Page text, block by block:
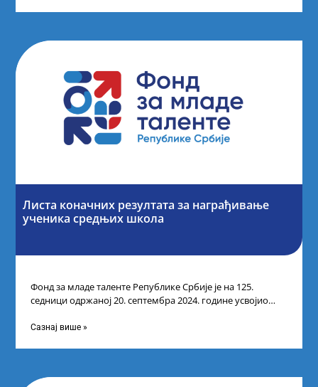
Листа коначних резултата за награђивање
ученика средњих школа
Фонд за младе таленте Републике Србије је на 125.
седници одржаној 20. септембра 2024. године усвојио
Сазнај више »